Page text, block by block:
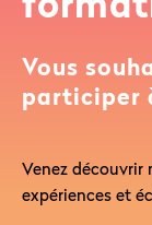
Vous
participer
Venez découvrir
expériences et